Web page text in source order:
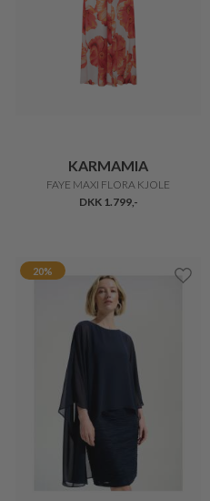
KARMAMIA
FAYE MAXI FLORA KJOLE
DKK 1.799,-
20%